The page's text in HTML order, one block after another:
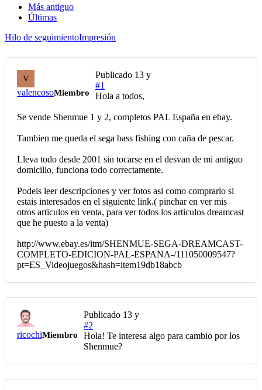
Más antiguo
Últimas
Hilo de seguimientoImpresión
V
valencosoMiembro
Publicado 13 y
#1
Hola a todos,
Se vende Shenmue 1 y 2, completos PAL España en ebay.
Tambien me queda el sega bass fishing con caña de pescar.
Lleva todo desde 2001 sin tocarse en el desvan de mi antiguo
domicilio, funciona todo correctamente.
Podeis leer descripciones y ver fotos asi como comprarlo si
estais interesados en el siguiente link.( pinchar en ver mis
otros articulos en venta, para ver todos los articulos dreamcast
que he puesto a la venta)
http://www.ebay.es/itm/SHENMUE-SEGA-DREAMCAST-
COMPLETO-EDICION-PAL-ESPANA-/111050009547?
pt=ES_Videojuegos&hash=item19db18abcb
ricochiMiembro
Publicado 13 y
#2
Hola! Te interesa algo para cambio por los
Shenmue?